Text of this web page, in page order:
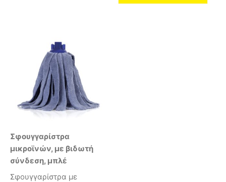
Σφουγγαρίστρα
μικροϊνών, με βιδωτή
σύνδεση, μπλέ
Σφουγγαρίστρα με